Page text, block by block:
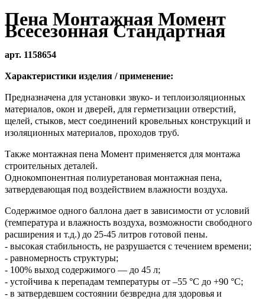
Пена Монтажная Момент
Всесезонная Стандартная
арт. 1158654
Характеристики изделия / применение:
Предназначена для установки звуко- и теплоизоляционных
материалов, окон и дверей, для герметизации отверстий,
щелей, стыков, мест соединений кровельных конструкций и
изоляционных материалов, проходов труб.
Также монтажная пена Момент применяется для монтажа
строительных деталей.
Однокомпонентная полиуретановая монтажная пена,
затвердевающая под воздействием влажности воздуха.
Содержимое одного баллона дает в зависимости от условий
(температура и влажность воздуха, возможности свободного
расширения и т.д.) до 25-45 литров готовой пены.
- высокая стабильность, не разрушается с течением времени;
- равномерность структуры;
- 100% выход содержимого — до 45 л;
- устойчива к перепадам температуры от –55 °C до +90 °C;
- в затвердевшем состоянии безвредна для здоровья и